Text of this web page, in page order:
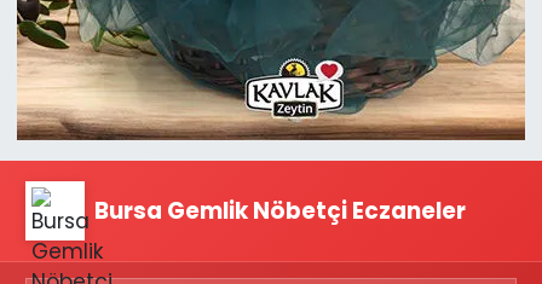
Bursa Gemlik Nöbetçi Eczaneler